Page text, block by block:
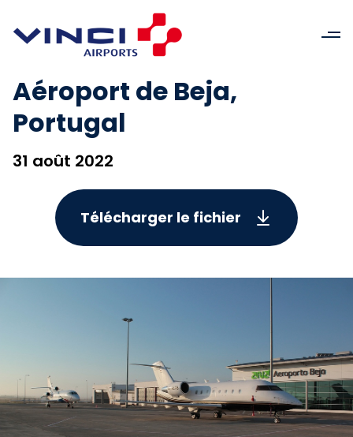
Aéroport de Beja,
Portugal
31 août 2022
Télécharger le fichier